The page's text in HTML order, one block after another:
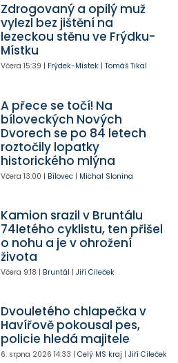
Zdrogovaný a opilý muž
vylezl bez jištění na
lezeckou stěnu ve Frýdku-
Místku
Včera 15:39 | Frýdek-Místek| Tomáš Tikal
A přece se točí! Na
bíloveckých Nových
Dvorech se po 84 letech
roztočily lopatky
historického mlýna
Včera 13:00 | Bílovec| Michal Slonina
Kamion srazil v Bruntálu
74letého cyklistu, ten přišel
o nohu a je v ohrožení
života
Včera 9:18 | Bruntál | Jiří Cileček
Dvouletého chlapečka v
Havířově pokousal pes,
policie hledá majitele
6. srpna 2026 14:33 | Celý MS kraj | Jiří Cileček